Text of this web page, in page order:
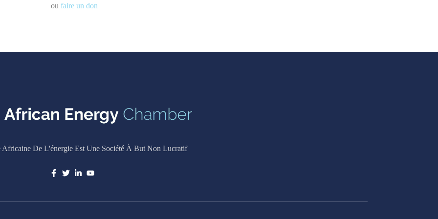
ou faire un don
Africaine De L'énergie Est Une Société À But Non Lucratif